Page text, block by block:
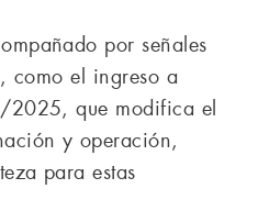
por señales
como el ingreso a
que modifica el
y operación,
para estas